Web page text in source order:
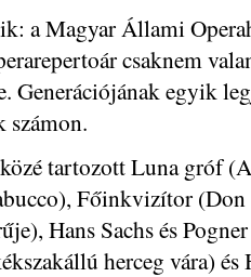
a Magyar Állami
csaknem
Generációjának egyik
számon.
tartozott Luna gróf
Főinkvizítor
Hans Sachs és
herceg vára) és